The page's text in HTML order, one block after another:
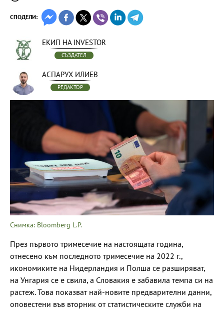
СПОДЕЛИ:
ЕКИП НА INVESTOR
СЪЗДАТЕЛ
АСПАРУХ ИЛИЕВ
РЕДАКТОР
Снимка: Bloomberg L.P.
През първото тримесечие на настоящата година,
отнесено към последното тримесечие на 2022 г.,
икономиките на Нидерландия и Полша се разширяват,
на Унгария се е свила, а Словакия е забавила темпа си на
растеж. Това показват най-новите предварителни данни,
оповестени във вторник от статистическите служби на